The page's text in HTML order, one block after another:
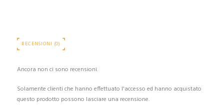
RECENSIONI (0)
Ancora non ci sono recensioni.
Solamente clienti che hanno effettuato l'accesso ed hanno acquistato
questo prodotto possono lasciare una recensione.